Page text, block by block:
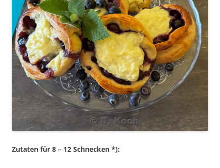
Zutaten für 8 – 12 Schnecken *):